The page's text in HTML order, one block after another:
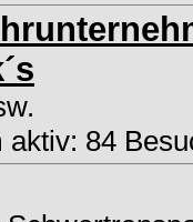
84